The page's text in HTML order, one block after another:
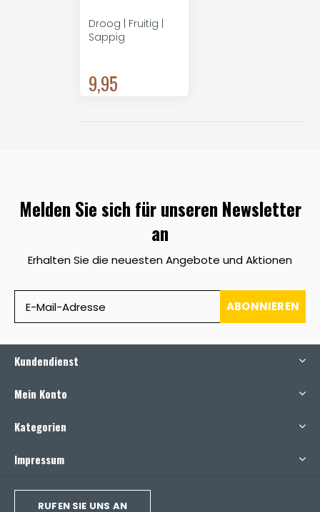
Droog | Fruitig |
Sappig
9,95
Melden Sie sich für unseren Newsletter
an
Erhalten Sie die neuesten Angebote und Aktionen
ABONNIEREN
Kundendienst
Mein Konto
Kategorien
Impressum
RUFEN SIE UNS AN